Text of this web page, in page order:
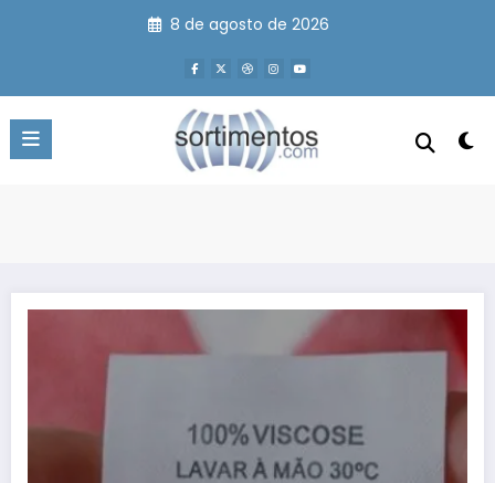
8 de agosto de 2026